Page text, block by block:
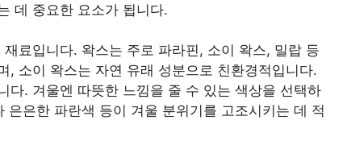
데 중요한 요소가 됩니다.
료입니다. 왁스는 주로 파라핀, 소이 왁스, 밀랍 등
, 소이 왁스는 자연 유래 성분으로 친환경적입니다.
다. 겨울엔 따뜻한 느낌을 줄 수 있는 색상을 선택하
은한 파란색 등이 겨울 분위기를 고조시키는 데 적